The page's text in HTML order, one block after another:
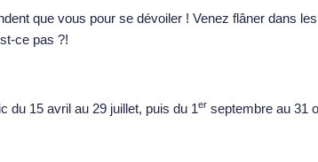
que vous pour se dévoiler ! Venez flâner dans
ce pas ?!
du 15 avril au 29 juillet, puis du 1er septembre au 31